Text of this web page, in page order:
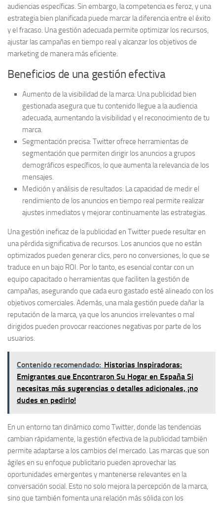
audiencias específicas. Sin embargo, la competencia es feroz, y una
estrategia bien planificada puede marcar la diferencia entre el éxito
y el fracaso. Una gestión adecuada permite optimizar los recursos,
ajustar las campañas en tiempo real y alcanzar los objetivos de
marketing de manera más eficiente.
Beneficios de una gestión efectiva
Aumento de la visibilidad de la marca: Una publicidad bien
gestionada asegura que tu contenido llegue a la audiencia
adecuada, aumentando la visibilidad y el reconocimiento de tu
marca.
Segmentación precisa: Twitter ofrece herramientas de
segmentación que permiten dirigir los anuncios a grupos
demográficos específicos, lo que aumenta la relevancia de los
mensajes.
Medición y análisis de resultados: La capacidad de medir el
rendimiento de los anuncios en tiempo real permite realizar
ajustes inmediatos y mejorar continuamente las estrategias.
Una gestión ineficaz de la publicidad en Twitter puede resultar en
una pérdida significativa de recursos. Los anuncios que no están
optimizados pueden generar clics, pero no conversiones, lo que se
traduce en un bajo ROI. Por lo tanto, es esencial contar con un
equipo capacitado o herramientas que faciliten la gestión de
campañas, asegurando que cada euro gastado esté alineado con los
objetivos comerciales. Además, una mala gestión puede dañar la
reputación de la marca, ya que los anuncios irrelevantes o mal
dirigidos pueden provocar reacciones negativas por parte de los
usuarios.
Contenido recomendado: Historias Inspiradoras:
Emigrantes que Encontraron Su Hogar en España Si
necesitas más sugerencias o detalles adicionales, ¡no
dudes en pedirlo!
En un entorno tan dinámico como Twitter, donde las tendencias
cambian rápidamente, la gestión efectiva de la publicidad también
permite adaptarse a los cambios del mercado. Las marcas que son
ágiles en su enfoque publicitario pueden aprovechar las
oportunidades emergentes y mantenerse relevantes en la
conversación social. Esto no solo mejora la percepción de la marca,
sino que también fomenta una relación más sólida con los